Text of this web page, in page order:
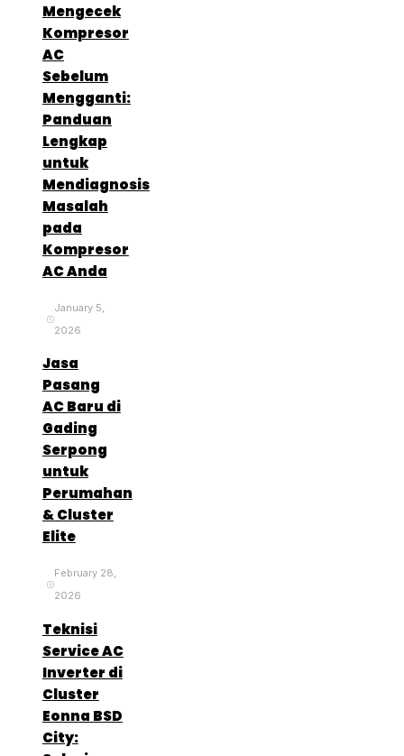
Mengecek
Kompresor
AC
Sebelum
Mengganti:
Panduan
Lengkap
untuk
Mendiagnosis
Masalah
pada
Kompresor
AC Anda
January 5,
2026
Jasa
Pasang
AC Baru di
Gading
Serpong
untuk
Perumahan
& Cluster
Elite
February 28,
2026
Teknisi
Service AC
Inverter di
Cluster
Eonna BSD
City: